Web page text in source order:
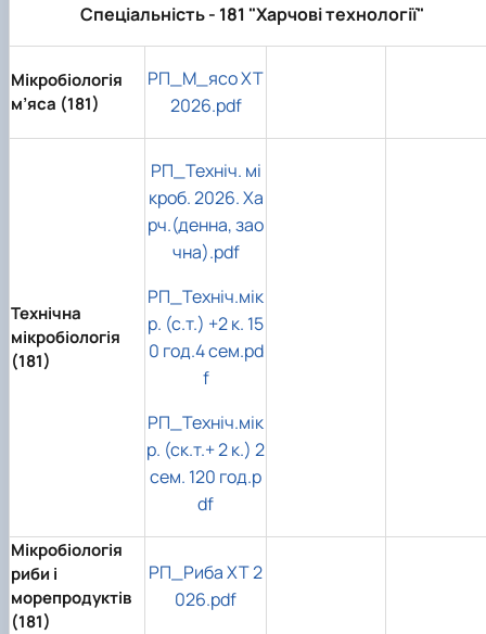
Спеціальність - 181 "Харчові технології"
Мікробіологія
м’яса (181)
РП_М_ясо ХТ
2026.pdf
Технічна
мікробіологія
(181)
РП_Техніч. мі
кроб. 2026. Ха
рч.(денна, зао
чна).pdf
РП_Техніч.мік
р. (с.т.) +2 к. 15
0 год.4 сем.pd
f
РП_Техніч.мік
р. (ск.т.+ 2 к.) 2
сем. 120 год.p
df
Мікробіологія
риби і
морепродуктів
(181)
РП_Риба ХТ 2
026.pdf